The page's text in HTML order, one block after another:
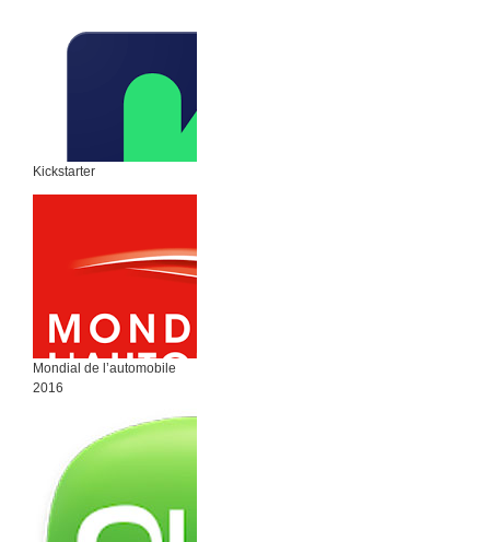
Kickstarter
Mondial de l’automobile
2016